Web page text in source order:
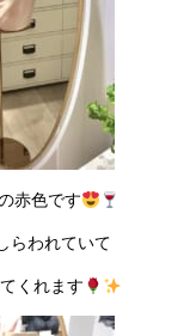
赤色です
らわれていて
くれます